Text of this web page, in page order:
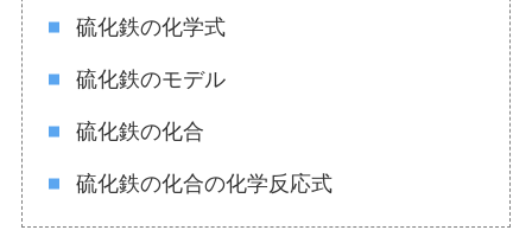
硫化鉄の化学式
硫化鉄のモデル
硫化鉄の化合
硫化鉄の化合の化学反応式